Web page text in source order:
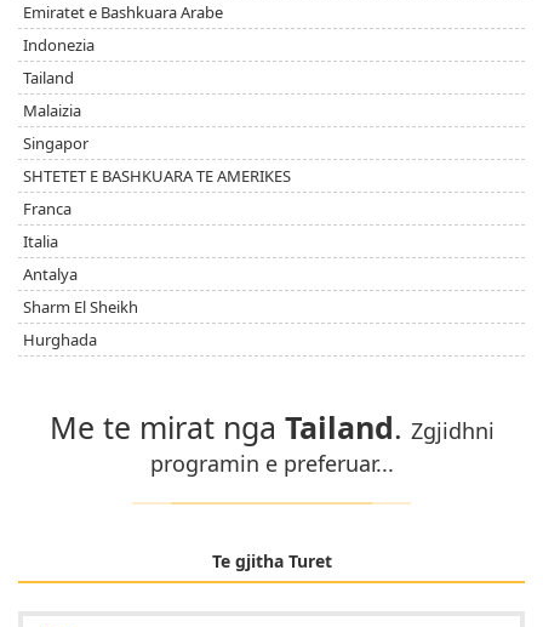
Emiratet e Bashkuara Arabe
Indonezia
Tailand
Malaizia
Singapor
SHTETET E BASHKUARA TE AMERIKES
Franca
Italia
Antalya
Sharm El Sheikh
Hurghada
Me te mirat nga Tailand. Zgjidhni
programin e preferuar...
Te gjitha Turet